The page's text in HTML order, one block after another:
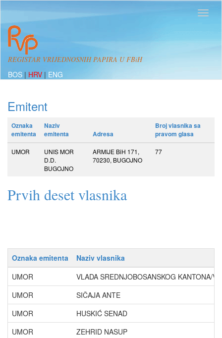
REGISTAR VRIJEDNOSNIH PAPIRA U FBiH
BOS | HRV | ENG
Emitent
Oznaka
emitenta
Naziv
emitenta
Adresa
Broj vlasnika sa
pravom glasa
UMOR
UNIS MOR
D.D.
BUGOJNO
ARMIJE BiH 171,
70230, BUGOJNO
77
Prvih deset vlasnika
Oznaka emitenta
Naziv vlasnika
UMOR
VLADA SREDNJOBOSANSKOG KANTONA/
UMOR
SIČAJA ANTE
UMOR
HUSKIĆ SENAD
UMOR
ZEHRID NASUP